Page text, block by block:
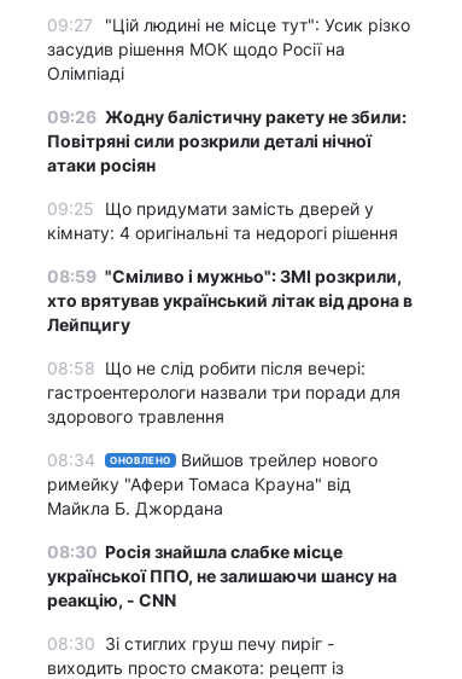
09:27
"Цій людині не місце тут": Усик різко
засудив рішення МОК щодо Росії на
Олімпіаді
09:26 Жодну балістичну ракету не збили:
Повітряні сили розкрили деталі нічної
атаки росіян
09:25
Що придумати замість дверей у
кімнату: 4 оригінальні та недорогі рішення
08:59 "Сміливо і мужньо": ЗМІ розкрили,
хто врятував український літак від дрона в
Лейпцигу
08:58 Що не слід робити після вечері:
гастроентерологи назвали три поради для
здорового травлення
08:34 ОНОВЛЕНО
Вийшов трейлер нового
римейку "Афери Томаса Крауна" від
Майкла Б. Джордана
08:30 Росія знайшла слабке місце
української ППО, не залишаючи шансу на
реакцію, - CNN
08:30 Зі стиглих груш печу пиріг -
виходить просто смакота: рецепт із